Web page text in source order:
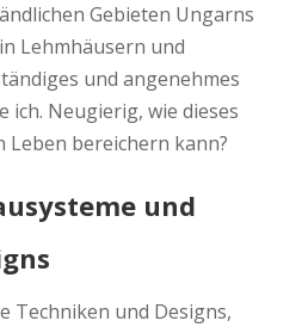
Gebieten Ungarns
Lehmhäusern und
und angenehmes
ich. Neugierig, wie dieses
Leben bereichern kann?
und
Techniken und Designs,